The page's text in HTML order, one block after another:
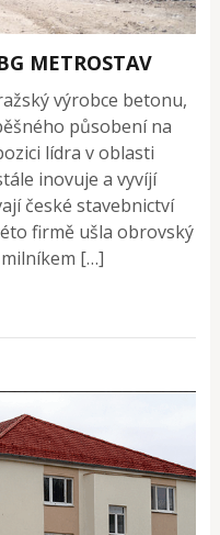
METROSTAV
výrobce betonu,
působení na
lídra v oblasti
inovuje a vyvíjí
české stavebnictví
firmě ušla obrovský
[…]